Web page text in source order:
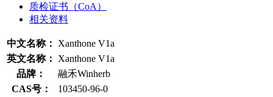
质检证书（CoA）
相关资料
中文名称：
Xanthone V1a
英文名称：
Xanthone V1a
品牌：
融禾Winherb
CAS号：
103450-96-0